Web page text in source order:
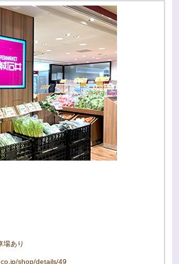
場あり
shop/details/49